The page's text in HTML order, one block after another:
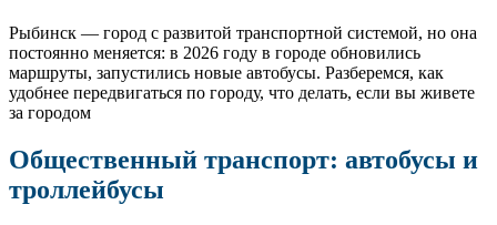
Рыбинск — город с развитой транспортной системой, но она
постоянно меняется: в 2026 году в городе обновились
маршруты, запустились новые автобусы. Разберемся, как
удобнее передвигаться по городу, что делать, если вы живете
за городом
Общественный транспорт: автобусы и
троллейбусы